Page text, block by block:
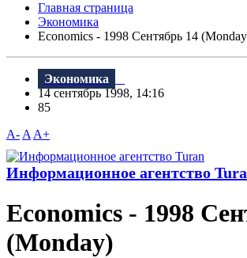
Главная страница
Экономика
Economics - 1998 Сентябрь 14
Экономика
14 сентябрь 1998, 14:16
85
A- A A+
Информационное агентство
Economics - 1998
(Monday)